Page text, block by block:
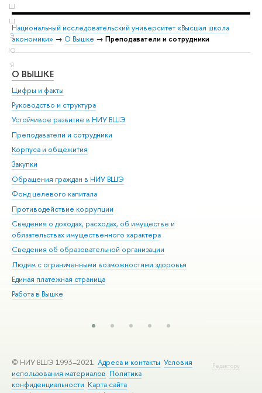
Ш
Щ
Э
Ю
Я
Национальный исследовательский университет «Высшая школа
экономики» → О Вышке → Преподаватели и сотрудники
О ВЫШКЕ
Цифры и факты
Руководство и структура
Устойчивое развитие в НИУ ВШЭ
Преподаватели и сотрудники
Корпуса и общежития
Закупки
Обращения граждан в НИУ ВШЭ
Фонд целевого капитала
Противодействие коррупции
Сведения о доходах, расходах, об имуществе и
обязательствах имущественного характера
Сведения об образовательной организации
Людям с ограниченными возможностями здоровья
Единая платежная страница
Работа в Вышке
Редактору
© НИУ ВШЭ 1993–2021 Адреса и контакты Условия
использования материалов Политика
конфиденциальности Карта сайта